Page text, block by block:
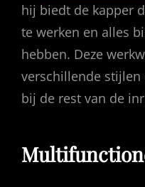
hij biedt de kapper
te werken en alles
hebben. Deze
verschillende stijlen
bij de rest van de